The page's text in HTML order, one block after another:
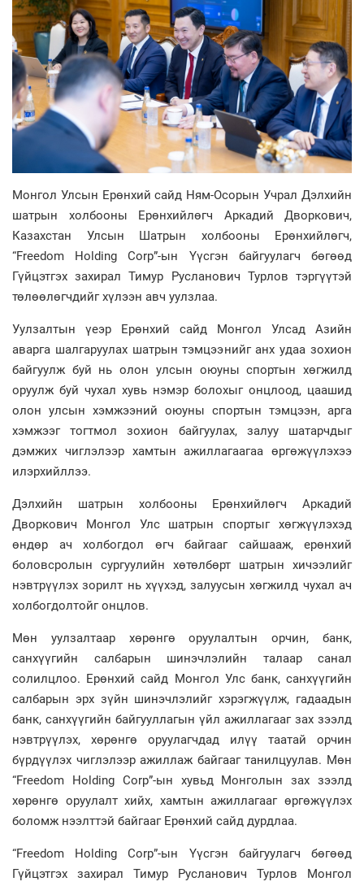
Монгол Улсын Ерөнхий сайд Ням-Осорын Учрал Дэлхийн
шатрын холбооны Ерөнхийлөгч Аркадий Дворкович,
Казахстан Улсын Шатрын холбооны Ерөнхийлөгч,
“Freedom Holding Corp”-ын Үүсгэн байгуулагч бөгөөд
Гүйцэтгэх захирал Тимур Русланович Турлов тэргүүтэй
төлөөлөгчдийг хүлээн авч уулзлаа.
Уулзалтын үеэр Ерөнхий сайд Монгол Улсад Азийн
аварга шалгаруулах шатрын тэмцээнийг анх удаа зохион
байгуулж буй нь олон улсын оюуны спортын хөгжилд
оруулж буй чухал хувь нэмэр болохыг онцлоод, цаашид
олон улсын хэмжээний оюуны спортын тэмцээн, арга
хэмжээг тогтмол зохион байгуулах, залуу шатарчдыг
дэмжих чиглэлээр хамтын ажиллагаагаа өргөжүүлэхээ
илэрхийллээ.
Дэлхийн шатрын холбооны Ерөнхийлөгч Аркадий
Дворкович Монгол Улс шатрын спортыг хөгжүүлэхэд
өндөр ач холбогдол өгч байгааг сайшааж, ерөнхий
боловсролын сургуулийн хөтөлбөрт шатрын хичээлийг
нэвтрүүлэх зорилт нь хүүхэд, залуусын хөгжилд чухал ач
холбогдолтойг онцлов.
Мөн уулзалтаар хөрөнгө оруулалтын орчин, банк,
санхүүгийн салбарын шинэчлэлийн талаар санал
солилцлоо. Ерөнхий сайд Монгол Улс банк, санхүүгийн
салбарын эрх зүйн шинэчлэлийг хэрэгжүүлж, гадаадын
банк, санхүүгийн байгууллагын үйл ажиллагааг зах зээлд
нэвтрүүлэх, хөрөнгө оруулагчдад илүү таатай орчин
бүрдүүлэх чиглэлээр ажиллаж байгааг танилцуулав. Мөн
“Freedom Holding Corp”-ын хувьд Монголын зах зээлд
хөрөнгө оруулалт хийх, хамтын ажиллагааг өргөжүүлэх
боломж нээлттэй байгааг Ерөнхий сайд дурдлаа.
“Freedom Holding Corp”-ын Үүсгэн байгуулагч бөгөөд
Гүйцэтгэх захирал Тимур Русланович Турлов Монгол